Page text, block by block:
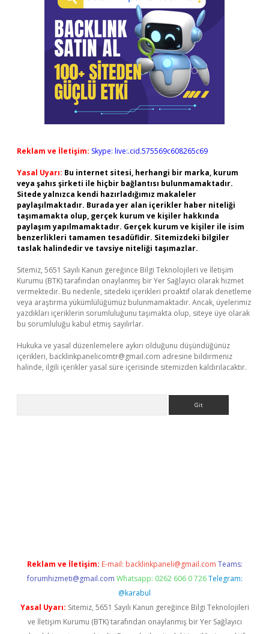
Reklam ve İletişim: Skype: live:.cid.575569c608265c69
Yasal Uyarı: Bu internet sitesi, herhangi bir marka, kurum
veya şahıs şirketi ile hiçbir bağlantısı bulunmamaktadır.
Sitede yalnızca kendi hazırladığımız makaleler
paylaşılmaktadır. Burada yer alan içerikler haber niteliği
taşımamakta olup, gerçek kurum ve kişiler hakkında
paylaşım yapılmamaktadır. Gerçek kurum ve kişiler ile isim
benzerlikleri tamamen tesadüfidir. Sitemizdeki bilgiler
taslak halindedir ve tavsiye niteliği taşımazlar.
Sitemiz, 5651 Sayılı Kanun gereğince Bilgi Teknolojileri ve İletişim
Kurumu (BTK) tarafından onaylanmış bir Yer Sağlayıcı olarak hizmet
vermektedir. Bu nedenle, sitedeki içerikleri proaktif olarak denetleme
veya araştırma yükümlülüğümüz bulunmamaktadır. Ancak, üyelerimiz
yazdıkları içeriklerin sorumluluğunu taşımakta olup, siteye üye olarak
bu sorumluluğu kabul etmiş sayılırlar.
Hukuka ve yasal düzenlemelere aykırı olduğunu düşündüğünüz
içerikleri, backlinkpanelicomtr@gmail.com adresine bildirmeniz
halinde, ilgili içerikler yasal süre içerisinde sitemizden kaldırılacaktır.
Reklam ve İletişim: E-mail: backlinkpaneli@gmail.com Teams:
forumhizmeti@gmail.com Whatsapp: 0262 606 0 726 Telegram:
@karabul
Yasal Uyarı: Sitemiz, 5651 Sayılı Kanun gereğince Bilgi Teknolojileri
ve İletişim Kurumu (BTK) tarafından onaylanmış bir Yer Sağlayıcı